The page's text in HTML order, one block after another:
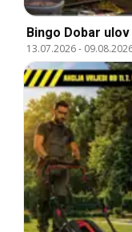
Bingo Dobar
13.07.2026-